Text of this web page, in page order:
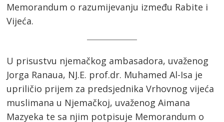
Memorandum o razumijevanju između Rabite i
Vijeća.
U prisustvu njemačkog ambasadora, uvaženog
Jorga Ranaua, NJ.E. prof.dr. Muhamed Al-Isa je
upriličio prijem za predsjednika Vrhovnog vijeća
muslimana u Njemačkoj, uvaženog Aimana
Mazyeka te sa njim potpisuje Memorandum o